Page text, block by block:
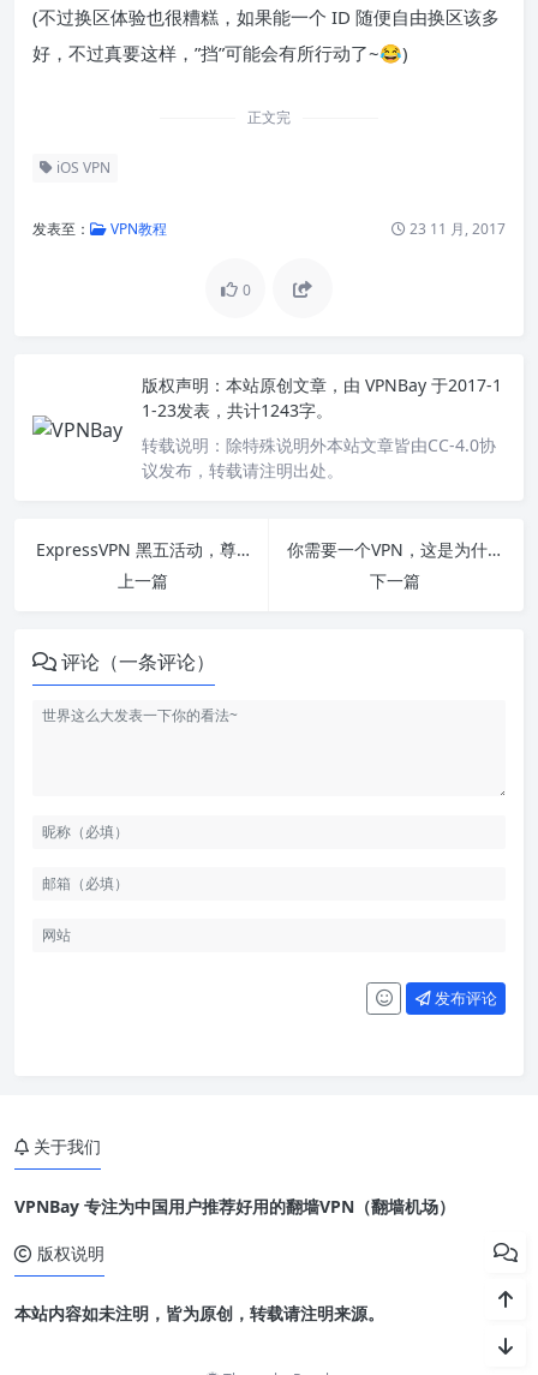
(不过换区体验也很糟糕，如果能一个 ID 随便自由换区该多
好，不过真要这样，”挡”可能会有所行动了~😂)
正文完
iOS VPN
发表至： VPN教程 23 11 月, 2017
0
版权声明： 本站原创文章，由 VPNBay 于2017-1
1-23发表，共计1243字。
转载说明： 除特殊说明外本站文章皆由CC-4.0协
议发布，转载请注明出处。
ExpressVPN 黑五活动，尊享 5 折钜惠
上一篇
你需要一个VPN，这是为什么
下一篇
评论（一条评论）
发布评论
关于我们
VPNBay 专注为中国用户推荐好用的翻墙VPN（翻墙机场）
版权说明
本站内容如未注明，皆为原创，转载请注明来源。